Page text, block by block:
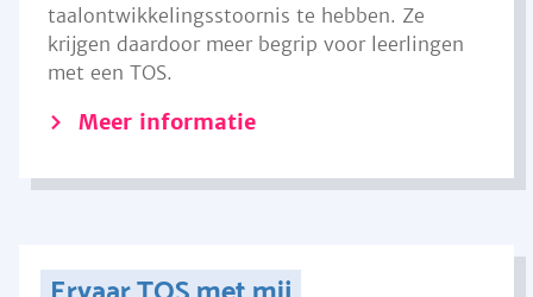
taalontwikkelingsstoornis te hebben. Ze
krijgen daardoor meer begrip voor leerlingen
met een TOS.
Meer informatie